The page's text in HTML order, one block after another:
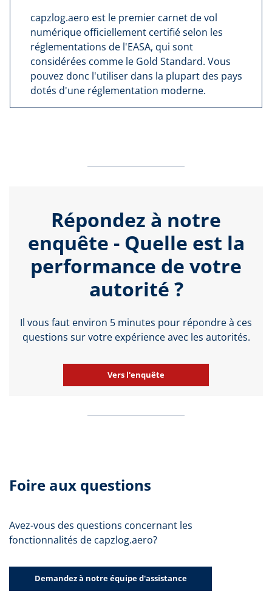
capzlog.aero est le premier carnet de vol
numérique officiellement certifié selon les
réglementations de l'EASA, qui sont
considérées comme le Gold Standard. Vous
pouvez donc l'utiliser dans la plupart des pays
dotés d'une réglementation moderne.
Répondez à notre
enquête - Quelle est la
performance de votre
autorité ?
Il vous faut environ 5 minutes pour répondre à ces
questions sur votre expérience avec les autorités.
Vers l'enquête
Foire aux questions
Avez-vous des questions concernant les
fonctionnalités de capzlog.aero?
Demandez à notre équipe d'assistance